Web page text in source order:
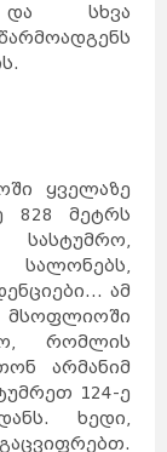
და სხვა
ყველაზე
828 მეტრს
სასტუმრო,
ამ
რომლის
არმანიმ
124-ე
ხედი,